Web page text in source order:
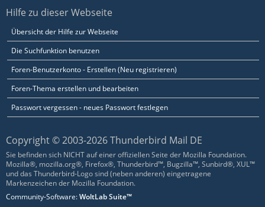
Hilfe zu dieser Webseite
Übersicht der Hilfe zur Webseite
Die Suchfunktion benutzen
Foren-Benutzerkonto - Erstellen (Neu registrieren)
Foren-Thema erstellen und bearbeiten
Passwort vergessen - neues Passwort festlegen
Copyright © 2003-2026 Thunderbird Mail DE
Sie befinden sich NICHT auf einer offiziellen Seite der Mozilla Foundation.
Mozilla®, mozilla.org®, Firefox®, Thunderbird™, Bugzilla™, Sunbird®, XUL™
und das Thunderbird-Logo sind (neben anderen) eingetragene
Markenzeichen der Mozilla Foundation.
Community-Software:WoltLab Suite™